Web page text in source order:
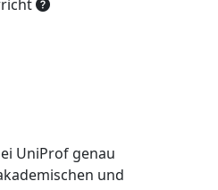
UniProf genau
und